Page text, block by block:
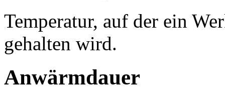
Temperatur, auf der ein
gehalten wird.
Anwärmdauer